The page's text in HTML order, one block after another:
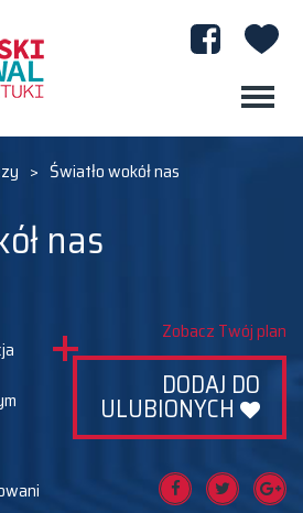
> Światło wokół nas
nas
Zobacz Twój plan
DODAJ DO
ULUBIONYCH